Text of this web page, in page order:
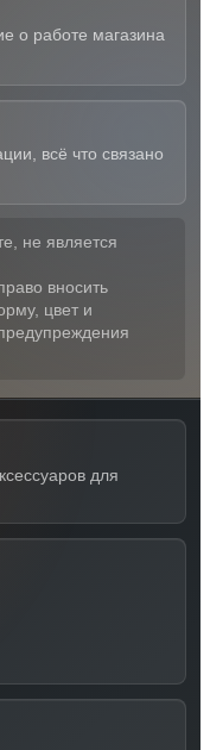
о работе магазина
всё что связано
не является
вносить
цвет и
для